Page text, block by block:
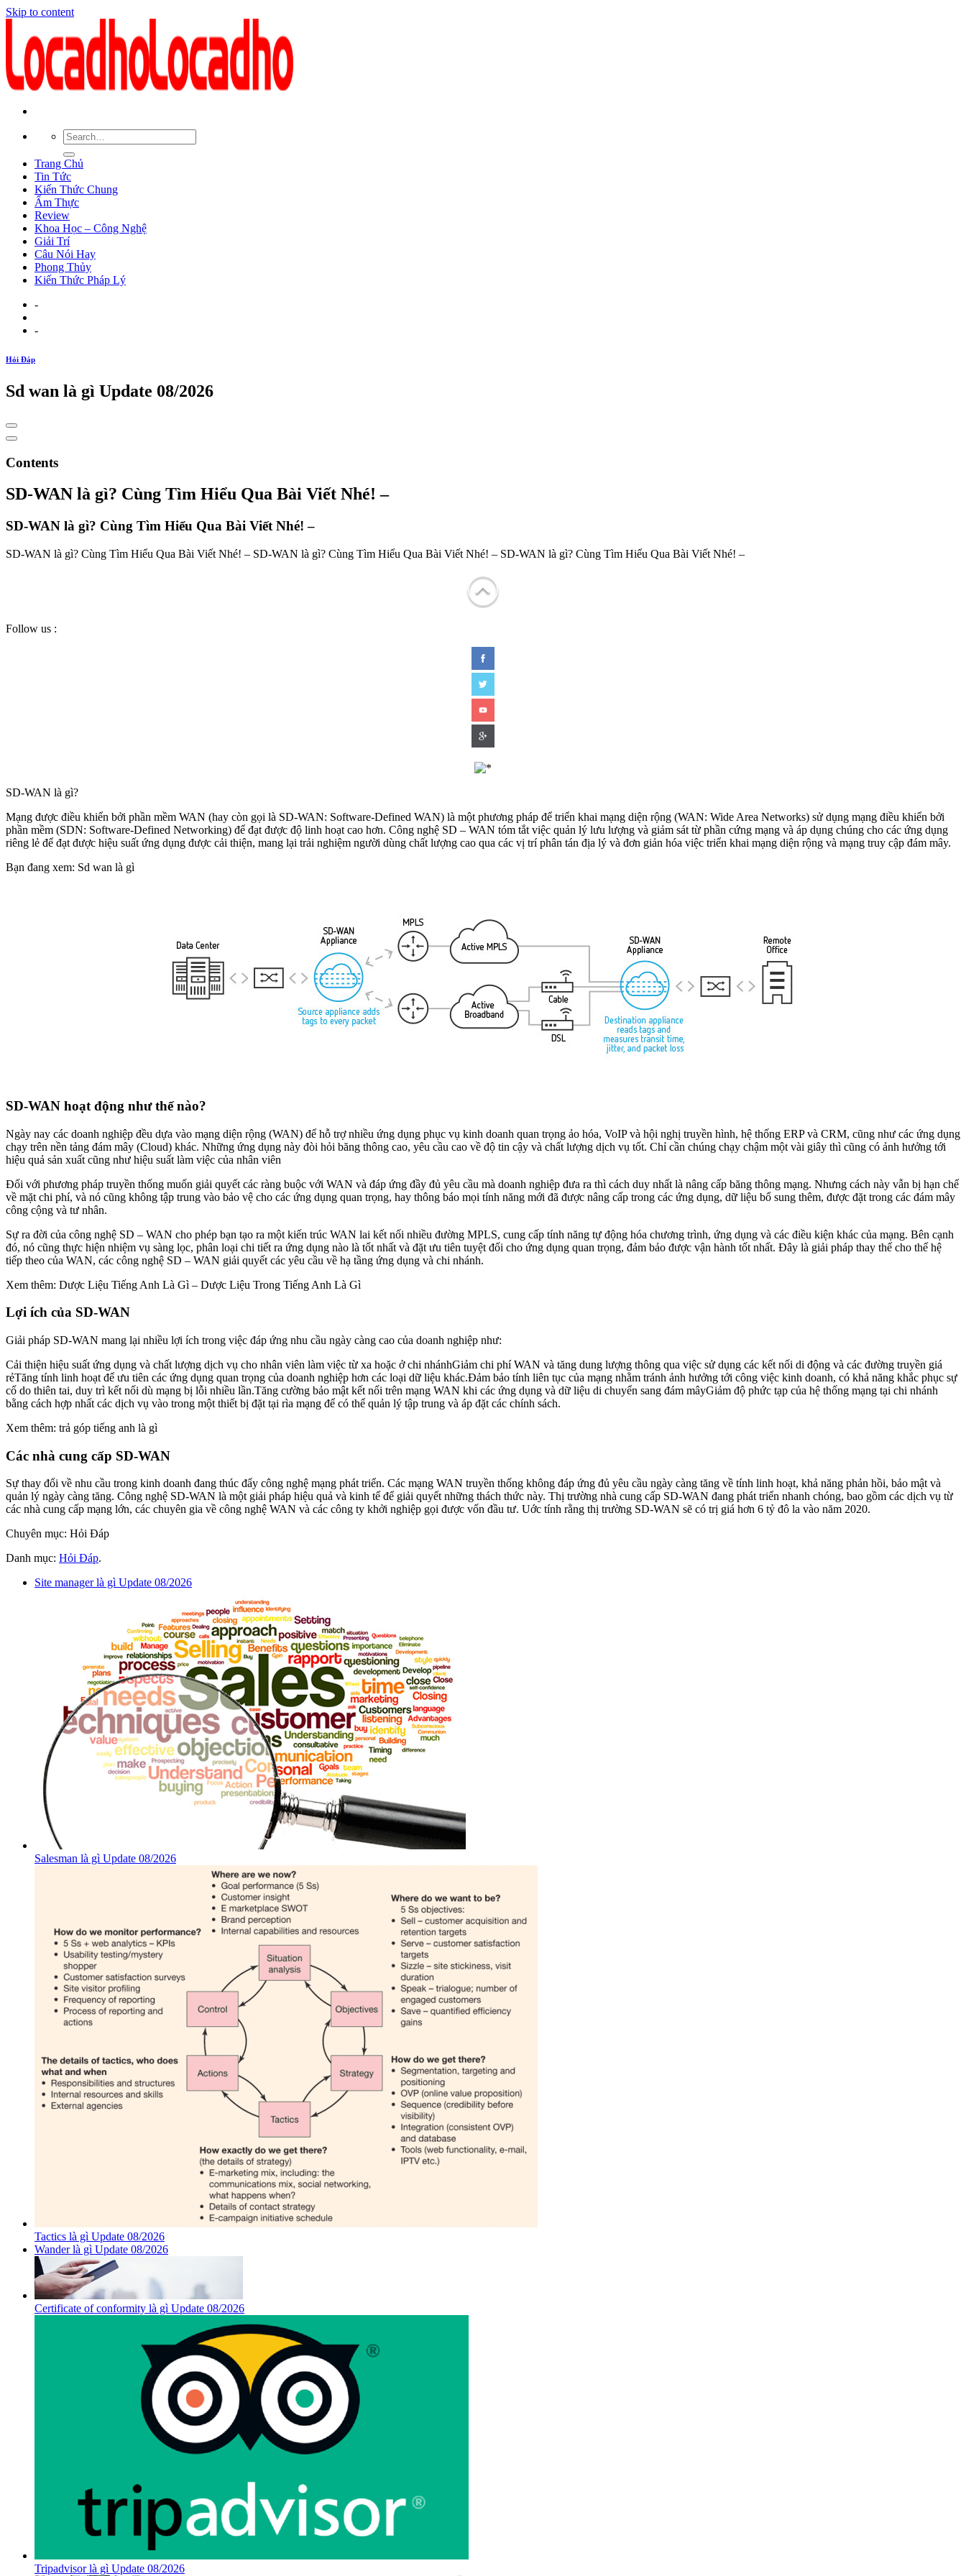
Skip to content
Trang Chủ
Tin Tức
Kiến Thức Chung
Ẩm Thực
Review
Khoa Học – Công Nghệ
Giải Trí
Câu Nói Hay
Phong Thủy
Kiến Thức Pháp Lý
-
-
Hỏi Đáp
Sd wan là gì Update 08/2026
Contents
SD-WAN là gì? Cùng Tìm Hiểu Qua Bài Viết Nhé! –
SD-WAN là gì? Cùng Tìm Hiểu Qua Bài Viết Nhé! –
SD-WAN là gì? Cùng Tìm Hiểu Qua Bài Viết Nhé! – SD-WAN là gì? Cùng Tìm Hiểu Qua Bài Viết Nhé! – SD-WAN là gì? Cùng Tìm Hiểu Qua Bài Viết Nhé! –
Follow us :
SD-WAN là gì?
Mạng được điều khiển bởi phần mềm WAN (hay còn gọi là SD-WAN: Software-Defined WAN) là một phương pháp để triển khai mạng diện rộng (WAN: Wide Area Networks) sử dụng mạng điều khiển bởi
phần mềm (SDN: Software-Defined Networking) để đạt được độ linh hoạt cao hơn. Công nghệ SD – WAN tóm tắt việc quản lý lưu lượng và giảm sát từ phần cứng mạng và áp dụng chúng cho các ứng dụng
riêng lẻ để đạt được hiệu suất ứng dụng được cải thiện, mang lại trải nghiệm người dùng chất lượng cao qua các vị trí phân tán địa lý và đơn giản hóa việc triển khai mạng diện rộng và mạng truy cập đám mây.
Bạn đang xem: Sd wan là gì
SD-WAN hoạt động như thế nào?
Ngày nay các doanh nghiệp đều dựa vào mạng diện rộng (WAN) để hỗ trợ nhiều ứng dụng phục vụ kinh doanh quan trọng ảo hóa, VoIP và hội nghị truyền hình, hệ thống ERP và CRM, cũng như các ứng dụng
chạy trên nền tảng đám mây (Cloud) khác. Những ứng dụng này đòi hỏi băng thông cao, yêu cầu cao về độ tin cậy và chất lượng dịch vụ tốt. Chỉ cần chúng chạy chậm một vài giây thì cũng có ảnh hưởng tới
hiệu quả sản xuất cũng như hiệu suất làm việc của nhân viên
Đối với phương pháp truyền thống muốn giải quyết các ràng buộc với WAN và đáp ứng đầy đủ yêu cầu mà doanh nghiệp đưa ra thì cách duy nhất là nâng cấp băng thông mạng. Nhưng cách này vẫn bị hạn chế
về mặt chi phí, và nó cũng không tập trung vào bảo vệ cho các ứng dụng quan trọng, hay thông báo mọi tính năng mới đã được nâng cấp trong các ứng dụng, dữ liệu bổ sung thêm, được đặt trong các đám mây
công cộng và tư nhân.
Sự ra đời của công nghệ SD – WAN cho phép bạn tạo ra một kiến trúc WAN lai kết nối nhiều đường MPLS, cung cấp tính năng tự động hóa chương trình, ứng dụng và các điều kiện khác của mạng. Bên cạnh
đó, nó cũng thực hiện nhiệm vụ sàng lọc, phân loại chi tiết ra ứng dụng nào là tốt nhất và đặt ưu tiên tuyệt đối cho ứng dụng quan trọng, đảm bảo được vận hành tốt nhất. Đây là giải pháp thay thế cho thế hệ
tiếp theo của WAN, các công nghệ SD – WAN giải quyết các yêu cầu về hạ tầng ứng dụng và chi nhánh.
Xem thêm: Dược Liệu Tiếng Anh Là Gì – Dược Liệu Trong Tiếng Anh Là Gì
Lợi ích của SD-WAN
Giải pháp SD-WAN mang lại nhiều lợi ích trong việc đáp ứng nhu cầu ngày càng cao của doanh nghiệp như:
Cải thiện hiệu suất ứng dụng và chất lượng dịch vụ cho nhân viên làm việc từ xa hoặc ở chi nhánhGiảm chi phí WAN và tăng dung lượng thông qua việc sử dụng các kết nối di động và các đường truyền giá
rẻTăng tính linh hoạt để ưu tiên các ứng dụng quan trọng của doanh nghiệp hơn các loại dữ liệu khác.Đảm bảo tính liên tục của mạng nhằm tránh ảnh hưởng tới công việc kinh doanh, có khả năng khắc phục sự
cố do thiên tai, duy trì kết nối dù mạng bị lỗi nhiều lần.Tăng cường bảo mật kết nối trên mạng WAN khi các ứng dụng và dữ liệu di chuyển sang đám mâyGiảm độ phức tạp của hệ thống mạng tại chi nhánh
bằng cách hợp nhất các dịch vụ vào trong một thiết bị đặt tại rìa mạng để có thể quản lý tập trung và áp đặt các chính sách.
Xem thêm: trả góp tiếng anh là gì
Các nhà cung cấp SD-WAN
Sự thay đổi về nhu cầu trong kinh doanh đang thúc đẩy công nghệ mạng phát triển. Các mạng WAN truyền thống không đáp ứng đủ yêu cầu ngày càng tăng về tính linh hoạt, khả năng phản hồi, bảo mật và
quản lý ngày càng tăng. Công nghệ SD-WAN là một giải pháp hiệu quả và kinh tế để giải quyết những thách thức này. Thị trường nhà cung cấp SD-WAN đang phát triển nhanh chóng, bao gồm các dịch vụ từ
các nhà cung cấp mạng lớn, các chuyên gia về công nghệ WAN và các công ty khởi nghiệp gọi được vốn đầu tư. Uớc tính rằng thị trường SD-WAN sẽ có trị giá hơn 6 tỷ đô la vào năm 2020.
Chuyên mục: Hỏi Đáp
Danh mục: Hỏi Đáp.
Site manager là gì Update 08/2026
Salesman là gì Update 08/2026
Tactics là gì Update 08/2026
Wander là gì Update 08/2026
Certificate of conformity là gì Update 08/2026
Tripadvisor là gì Update 08/2026